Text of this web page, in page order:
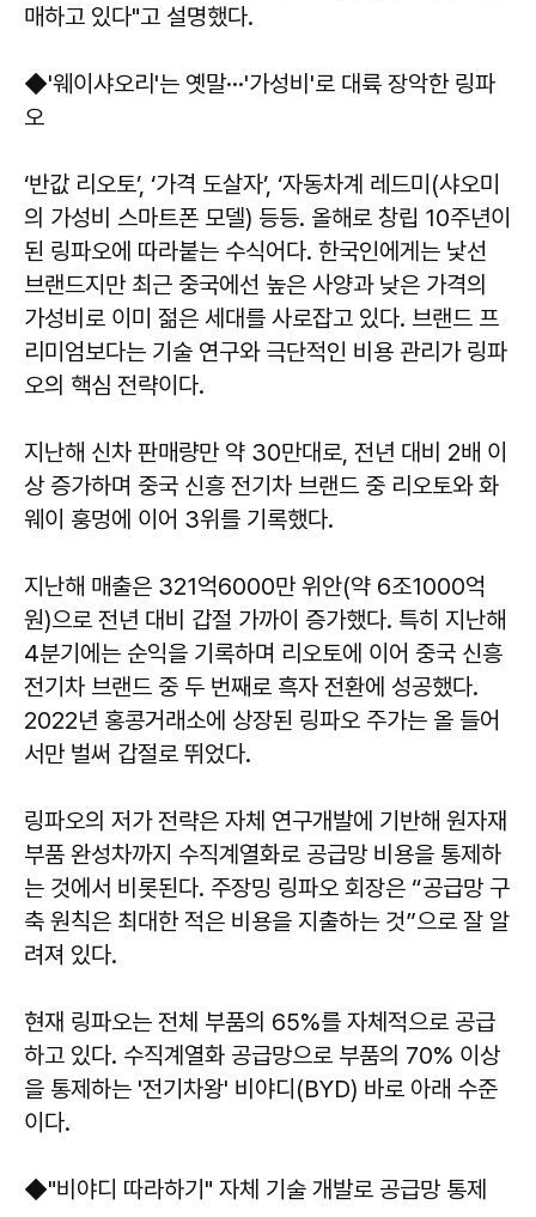
매하고 있다"고 설명했다.
◆'웨이샤오리'는 옛말···'가성비'로 대륙 장악한 링파
오
‘반값 리오토’, ‘가격 도살자’, ‘자동차계 레드미(샤오미
의 가성비 스마트폰 모델) 등등. 올해로 창립 10주년이
된 링파오에 따라붙는 수식어다. 한국인에게는 낯선
브랜드지만 최근 중국에선 높은 사양과 낮은 가격의
가성비로 이미 젊은 세대를 사로잡고 있다. 브랜드 프
리미엄보다는 기술 연구와 극단적인 비용 관리가 링파
오의 핵심 전략이다.
지난해 신차 판매량만 약 30만대로, 전년 대비 2배 이
상 증가하며 중국 신흥 전기차 브랜드 중 리오토와 화
웨이 훙멍에 이어 3위를 기록했다.
지난해 매출은 321억6000만 위안(약 6조1000억
원)으로 전년 대비 갑절 가까이 증가했다. 특히 지난해
4분기에는 순익을 기록하며 리오토에 이어 중국 신흥
전기차 브랜드 중 두 번째로 흑자 전환에 성공했다.
2022년 홍콩거래소에 상장된 링파오 주가는 올 들어
서만 벌써 갑절로 뛰었다.
링파오의 저가 전략은 자체 연구개발에 기반해 원자재
부품 완성차까지 수직계열화로 공급망 비용을 통제하
는 것에서 비롯된다. 주장밍 링파오 회장은 “공급망 구
축 원칙은 최대한 적은 비용을 지출하는 것”으로 잘 알
려져 있다.
현재 링파오는 전체 부품의 65%를 자체적으로 공급
하고 있다. 수직계열화 공급망으로 부품의 70% 이상
을 통제하는 '전기차왕' 비야디(BYD) 바로 아래 수준
이다.
◆"비야디 따라하기" 자체 기술 개발로 공급망 통제